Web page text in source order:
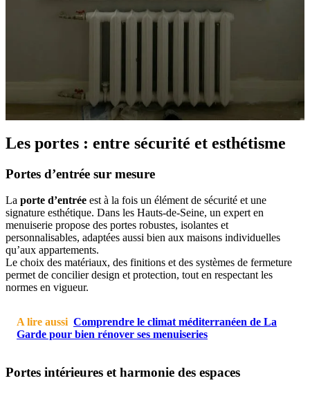
Les portes : entre sécurité et esthétisme
Portes d’entrée sur mesure
La porte d’entrée est à la fois un élément de sécurité et une
signature esthétique. Dans les Hauts-de-Seine, un expert en
menuiserie propose des portes robustes, isolantes et
personnalisables, adaptées aussi bien aux maisons individuelles
qu’aux appartements.
Le choix des matériaux, des finitions et des systèmes de fermeture
permet de concilier design et protection, tout en respectant les
normes en vigueur.
A lire aussi Comprendre le climat méditerranéen de La
Garde pour bien rénover ses menuiseries
Portes intérieures et harmonie des espaces